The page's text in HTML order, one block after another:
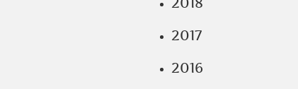
2017
2016